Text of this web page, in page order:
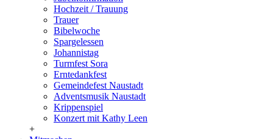
Hochzeit / Trauung
Trauer
Bibelwoche
Spargelessen
Johannistag
Turmfest Sora
Erntedankfest
Gemeindefest Naustadt
Adventsmusik Naustadt
Krippenspiel
Konzert mit Kathy Leen
+